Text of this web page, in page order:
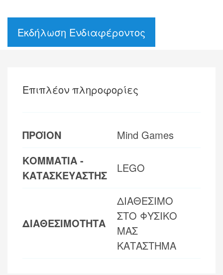
Εκδήλωση Ενδιαφέροντος
Επιπλέον πληροφορίες
ΠΡΟΪΟΝ
Mind Games
ΚΟΜΜΑΤΙΑ -
ΚΑΤΑΣΚΕΥΑΣΤΗΣ
LEGO
ΔΙΑΘΕΣΙΜΟΤΗΤΑ
ΔΙΑΘΕΣΙΜΟ
ΣΤΟ ΦΥΣΙΚΟ
ΜΑΣ
ΚΑΤΑΣΤΗΜΑ